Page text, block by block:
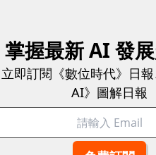
劃」（Velocity
的科技和數據能力。
地區上線，但麥當勞未
加大在數位科技方面投
掌握最新 AI 發
立即訂閱《數位時代》日
AI》圖解日報